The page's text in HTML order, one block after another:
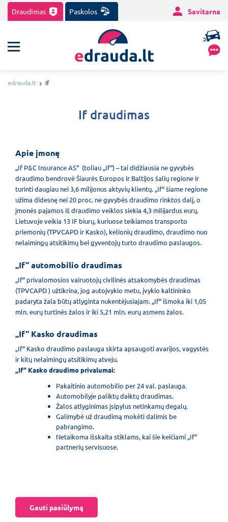
Draudimas Paskolos Savitarna
edrauda.lt If
If draudimas
Apie įmonę
„If P&C Insurance AS“ (toliau „If“) – tai didžiausia ne gyvybės
draudimo bendrovė Šiaurės Europos ir Baltijos šalių regione ir
turinti daugiau nei 3,6 milijonus aktyvių klientų. „If“ šiame regione
užima didesnę nei 20 proc. ne gyvybės draudimo rinktos dalį, o
įmonės pajamos iš draudimo veiklos siekia 4,3 milijardus eurų.
Lietuvoje veikia 13 IF biurų, kuriuose teikiamos transporto
priemonių (TPVCAPD ir Kasko), kelionių draudimo, draudimo nuo
nelaimingų atsitikimų bei gyventojų turto draudimo paslaugos.
„If“ automobilio draudimas
„If“ privalomosios vairuotojų civilinės atsakomybės draudimas
(TPVCAPD ) užtikrina, jog autoįvykio metu, įvykio kaltininko
padaryta žala būtų atlyginta nukentėjusiajam. „If“ išmoka iki 1,05
mln. eurų turtinės žalos ir iki 5,21 mln. eurų asmens žalos.
„If“ Kasko draudimas
„If“ Kasko draudimo paslauga skirta apsaugoti avarijos, vagystės
ir kitų nelaimingų atsitikimų atveju.
„If“ Kasko draudimo privalumai:
Pakaitinio automobilio per 24 val. paslauga.
Automobilyje paliktų daiktų draudimas.
Žalos atlyginimas įsipylus netinkamų degalų.
Galimybė už draudimą mokėti dalimis be
pabrangimo.
Netaikoma išskaita stiklams, kai šie keičiami „If“
partnerių servisuose.
Gauti pasiūlymą